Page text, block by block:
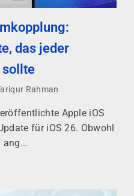
das jeder
sollte
Rahman
Apple iOS
für iOS 26. Obwohl